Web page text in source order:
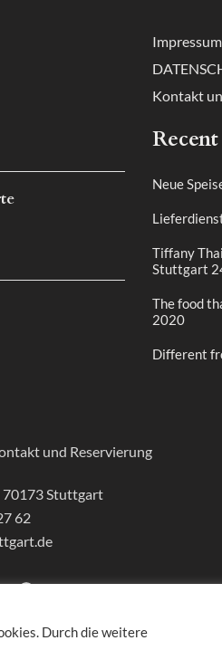
Impressum
Kontakt
Neue
Tiffany
Stuttgart
The food
2020
Different
und Reservierung
70173 Stuttgart
62
Durch die weitere